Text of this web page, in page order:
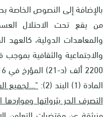
بالإضافة إلى النصوص الخاصة
من يقع تحت الاحتلال
والمعاهدات الدولية، كالعهد
والاجتماعية والثقافية بموجب
المادة (1) البند (2):
"...لجميع
التصرف الحر بثرواتها ومواردها